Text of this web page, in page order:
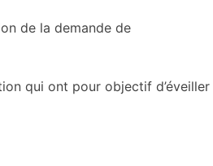
de la demande de
qui ont pour objectif d’éveiller